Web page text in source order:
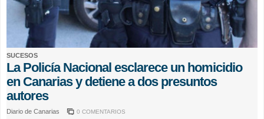
SUCESOS
La Policía Nacional esclarece un homicidio
en Canarias y detiene a dos presuntos
autores
Diario de Canarias 0 COMENTARIOS